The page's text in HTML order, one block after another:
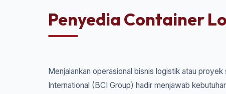
Penyedia Container
Menjalankan operasional bisnis logistik atau
International (BCI Group) hadir menjawab